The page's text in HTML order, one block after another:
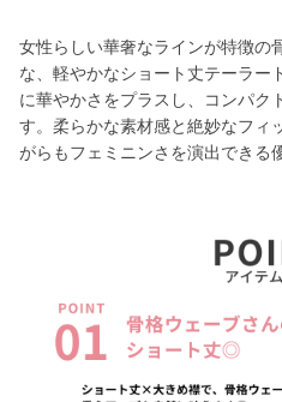
女性らしい華奢なラインが特徴の
な、軽やかなショート丈テーラー
に華やかさをプラスし、コンパク
す。柔らかな素材感と絶妙なフィ
がらもフェミニンさを演出できる